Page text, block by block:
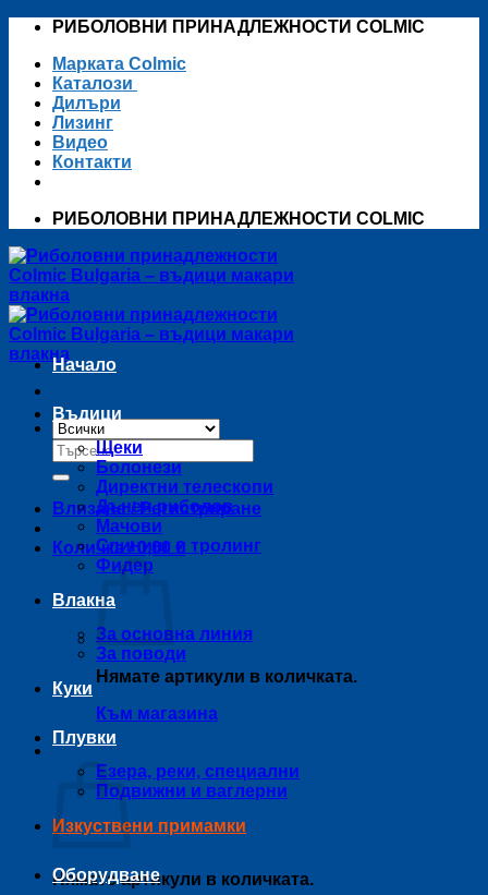
Skip
content
РИБОЛОВНИ ПРИНАДЛЕЖНОСТИ COLMIC
Марката Colmic
Каталози
Дилъри
Лизинг
Видео
Контакти
РИБОЛОВНИ ПРИНАДЛЕЖНОСТИ COLMIC
Търсене
за:
Влизане / Регистриране
Количка /0,00 €
Нямате артикули в количката.
Към магазина
Количка
Нямате артикули в количката.
Начало
Въдици
Щеки
Болонези
Директни телескопи
Дънен риболов
Мачови
Спининг и тролинг
Фидер
Влакна
За основна линия
За поводи
Куки
Плувки
Езера, реки, специални
Подвижни и ваглерни
Изкуствени примамки
Оборудване